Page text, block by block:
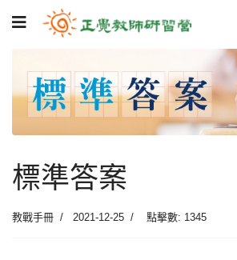
標準答案
教戰手冊 2021-12-25 點擊數: 1345